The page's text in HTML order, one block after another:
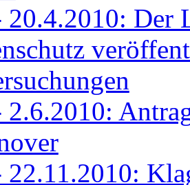
20.4.2010: Der
2.6.2010:
22.11.2010: